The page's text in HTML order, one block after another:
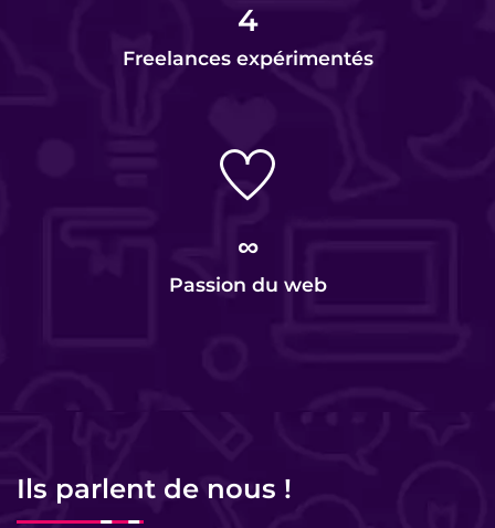
4
Freelances expérimentés
∞
Passion du web
Ils parlent de nous !